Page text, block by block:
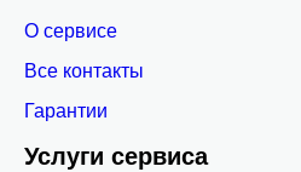
О сервисе
Все контакты
Гарантии
Услуги сервиса